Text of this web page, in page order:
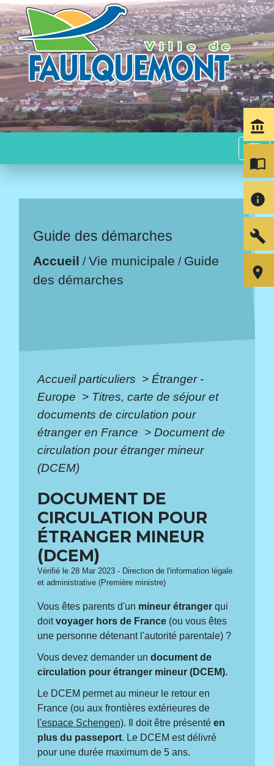
menu
Guide des démarches
Accueil /Vie municipale / Guide
des démarches
Accueil particuliers > Étranger -
Europe > Titres, carte de séjour et
documents de circulation pour
étranger en France > Document de
circulation pour étranger mineur
(DCEM)
DOCUMENT DE
CIRCULATION POUR
ÉTRANGER MINEUR
(DCEM)
Vérifié le 28 Mar 2023 - Direction de l'information légale
et administrative (Première ministre)
Vous êtes parents d'un mineur étranger qui
doitvoyager hors de France (ou vous êtes
une personne détenant l'autorité parentale) ?
Vous devez demander undocument de
circulation pour étranger mineur (DCEM).
Le DCEM permet au mineur le retour en
France (ou aux frontières extérieures de
l'espace Schengen). Il doit être présentéen
plus du passeport. Le DCEM est délivré
pour une durée maximum de 5 ans.
account_balance
import_contacts
info
build
room